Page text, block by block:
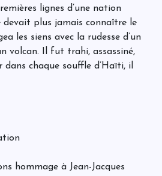
lignes d’une nation
devait plus jamais connaître le
les siens avec la rudesse d’un
volcan. Il fut trahi, assassiné,
chaque souffle d’Haïti, il
hommage à Jean-Jacques